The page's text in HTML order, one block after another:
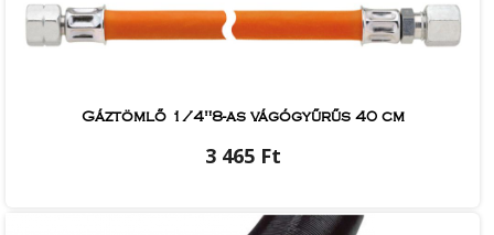
Gáztömlő 1/4"8-as vágógyűrűs 40 cm
3 465 Ft